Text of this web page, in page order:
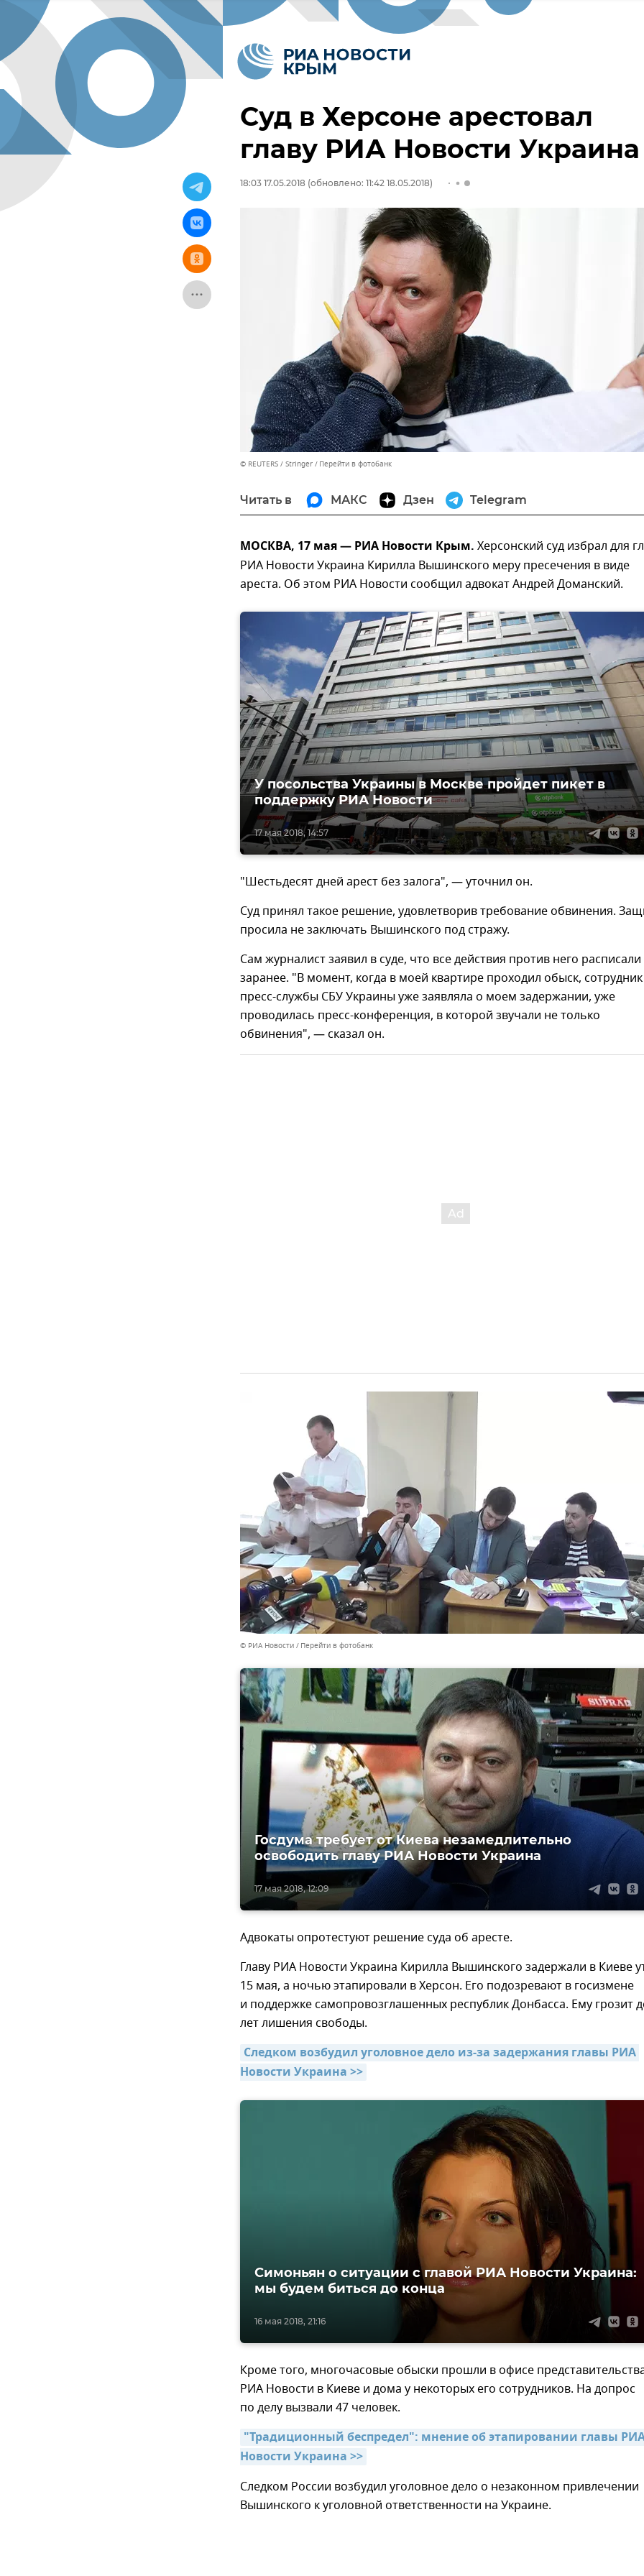
Суд в Херсоне арестовал
главу РИА Новости Украина
18:03 17.05.2018 (обновлено: 11:42 18.05.2018)
© REUTERS / Stringer Перейти в фотобанк
Читать в МАКС Дзен Telegram
МОСКВА, 17 мая — РИА Новости Крым. Херсонский суд избрал для
РИА Новости Украина Кирилла Вышинского меру пресечения в виде
ареста. Об этом РИА Новости сообщил адвокат Андрей Доманский.
17 мая 2018, 14:57
У посольства Украины в Москве пройдет пикет в
поддержку РИА Новости
"Шестьдесят дней арест без залога", — уточнил он.
Суд принял такое решение, удовлетворив требование обвинения.
просила не заключать Вышинского под стражу.
Сам журналист заявил в суде, что все действия против него расписали
заранее. "В момент, когда в моей квартире проходил обыск, сотрудник
пресс-службы СБУ Украины уже заявляла о моем задержании, уже
проводилась пресс-конференция, в которой звучали не только
обвинения", — сказал он.
© РИА Новости Перейти в фотобанк
17 мая 2018, 12:09
Госдума требует от Киева незамедлительно
освободить главу РИА Новости Украина
Адвокаты опротестуют решение суда об аресте.
Главу РИА Новости Украина Кирилла Вышинского задержали в Киеве
15 мая, а ночью этапировали в Херсон. Его подозревают в госизмене
и поддержке самопровозглашенных республик Донбасса. Ему грозит
лет лишения свободы.
Следком возбудил уголовное дело из-за задержания главы РИА
Новости Украина >>
16 мая 2018, 21:16
Симоньян о ситуации с главой РИА Новости Украина:
мы будем биться до конца
Кроме того, многочасовые обыски прошли в офисе
РИА Новости в Киеве и дома у некоторых его сотрудников. На допрос
по делу вызвали 47 человек.
"Традиционный беспредел": мнение об этапировании главы
Новости Украина >>
Следком России возбудил уголовное дело о незаконном привлечении
Вышинского к уголовной ответственности на Украине.